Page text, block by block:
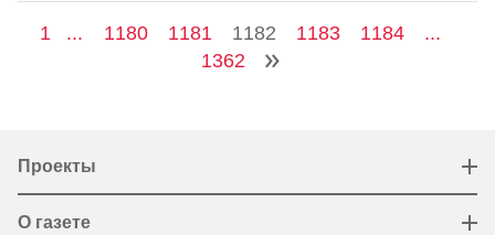
1 ... 1180 1181 1182 1183 1184
...
1362
Проекты
О газете